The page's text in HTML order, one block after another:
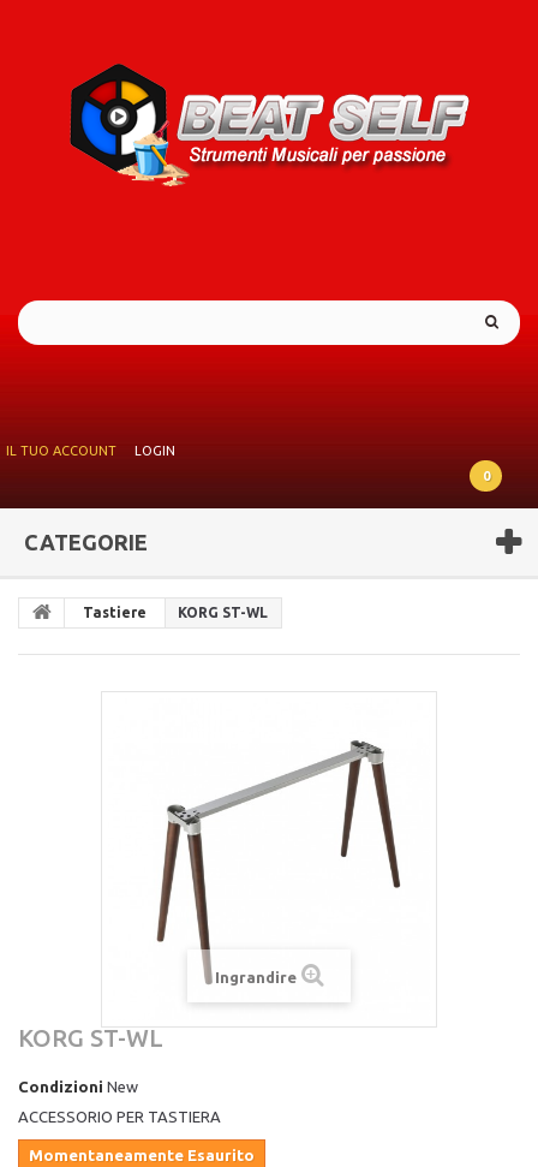
IL TUO ACCOUNT
LOGIN
0
CATEGORIE
Tastiere KORG ST-WL
Ingrandire
KORG ST-WL
Condizioni New
ACCESSORIO PER TASTIERA
Momentaneamente Esaurito